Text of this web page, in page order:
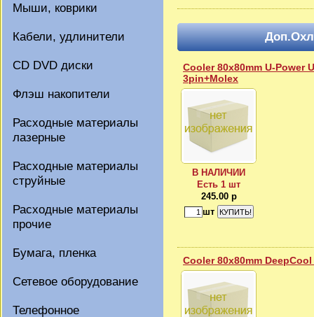
Мыши, коврики
Кабели, удлинители
CD DVD диски
Флэш накопители
Расходные материалы
лазерные
Расходные материалы
струйные
Расходные материалы
прочие
Бумага, пленка
Сетевое оборудование
Телефонное
Cooler 80x80mm U-Power
3pin+Molex
В НАЛИЧИИ
Есть 1 шт
245.00 р
шт
Cooler 80x80mm